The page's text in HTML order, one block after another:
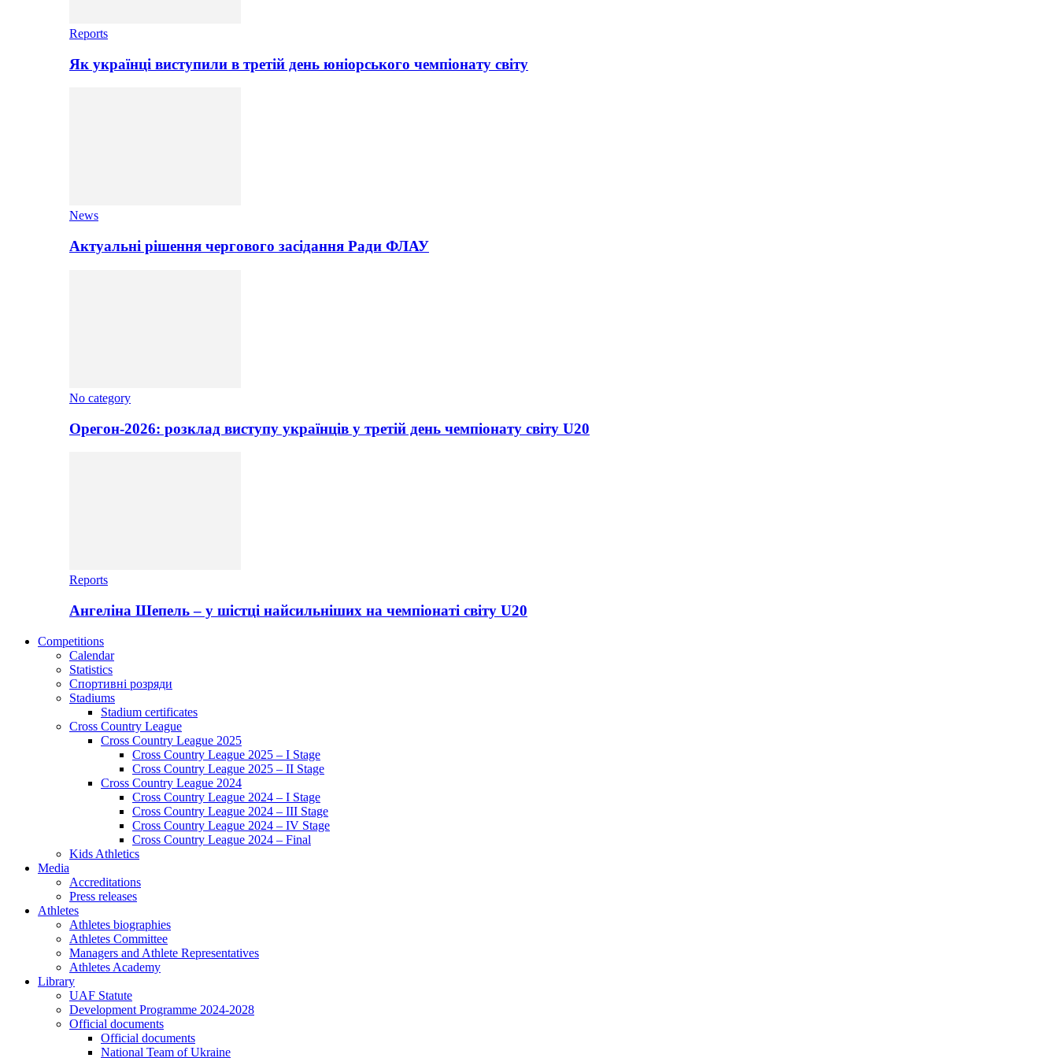
Reports
Як українці виступили в третій день юніорського чемпіонату світу
News
Актуальні рішення чергового засідання Ради ФЛАУ
No category
Орегон-2026: розклад виступу українців у третій день чемпіонату світу U20
Reports
Ангеліна Шепель – у шістці найсильніших на чемпіонаті світу U20
Competitions
Calendar
Statistics
Спортивні розряди
Stadiums
Stadium certificates
Cross Country League
Cross Country League 2025
Cross Country League 2025 – I Stage
Cross Country League 2025 – II Stage
Cross Country League 2024
Cross Country League 2024 – I Stage
Cross Country League 2024 – III Stage
Cross Country League 2024 – IV Stage
Cross Country League 2024 – Final
Kids Athletics
Media
Accreditations
Press releases
Athletes
Athletes biographies
Athletes Committee
Managers and Athlete Representatives
Athletes Academy
Library
UAF Statute
Development Programme 2024-2028
Official documents
Official documents
National Team of Ukraine